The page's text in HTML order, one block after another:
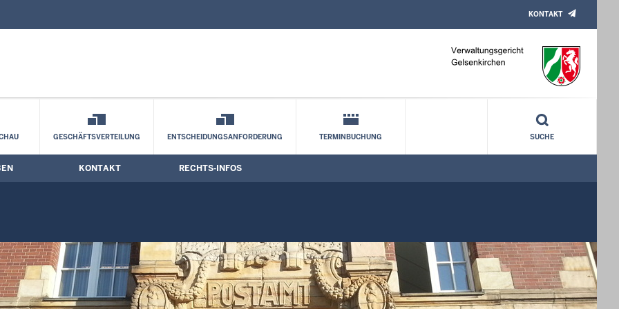
Kontaktformular
KONTAKT
GESCHÄFTSVERTEILUNG ENTSCHEIDUNGSANFORDERUNG TERMINBUCHUNG SUCHE
KONTAKT RECHTS-INFOS